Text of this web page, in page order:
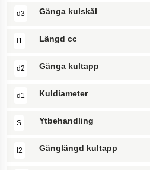
d3 Gänga kulskål
l1 Längd cc
d2 Gänga kultapp
d1 Kuldiameter
S Ytbehandling
l2 Gänglängd kultapp